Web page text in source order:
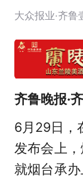
大众报业·齐鲁
齐鲁晚报·
6月29日，
发布会上
就烟台承